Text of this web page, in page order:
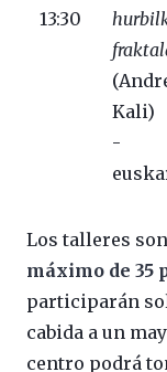
13:30
Kali)
-
Los talleres
máximo de 35
participarán
cabida a un
centro podrá